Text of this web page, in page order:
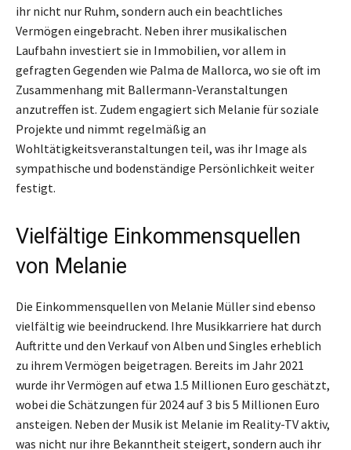
ihr nicht nur Ruhm, sondern auch ein beachtliches
Vermögen eingebracht. Neben ihrer musikalischen
Laufbahn investiert sie in Immobilien, vor allem in
gefragten Gegenden wie Palma de Mallorca, wo sie oft im
Zusammenhang mit Ballermann-Veranstaltungen
anzutreffen ist. Zudem engagiert sich Melanie für soziale
Projekte und nimmt regelmäßig an
Wohltätigkeitsveranstaltungen teil, was ihr Image als
sympathische und bodenständige Persönlichkeit weiter
festigt.
Vielfältige Einkommensquellen
von Melanie
Die Einkommensquellen von Melanie Müller sind ebenso
vielfältig wie beeindruckend. Ihre Musikkarriere hat durch
Auftritte und den Verkauf von Alben und Singles erheblich
zu ihrem Vermögen beigetragen. Bereits im Jahr 2021
wurde ihr Vermögen auf etwa 1.5 Millionen Euro geschätzt,
wobei die Schätzungen für 2024 auf 3 bis 5 Millionen Euro
ansteigen. Neben der Musik ist Melanie im Reality-TV aktiv,
was nicht nur ihre Bekanntheit steigert, sondern auch ihr